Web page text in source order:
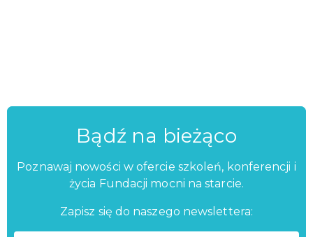
Bądź na bieżąco
Poznawaj nowości w ofercie szkoleń, konferencji i
życia Fundacji mocni na starcie.
Zapisz się do naszego newslettera: